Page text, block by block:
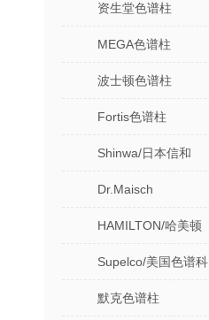
资生堂色谱柱
MEGA色谱柱
波士顿色谱柱
Fortis色谱柱
Shinwa/日本信和
Dr.Maisch
HAMILTON/哈美顿
Supelco/美国色谱科
默克色谱柱